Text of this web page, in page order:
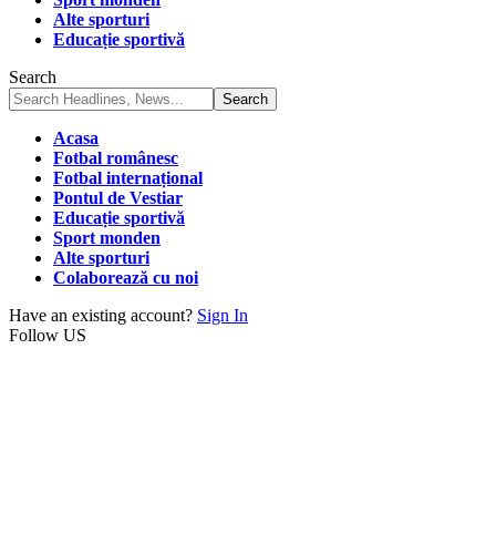
Alte sporturi
Educație sportivă
Search
Acasa
Fotbal românesc
Fotbal internațional
Pontul de Vestiar
Educație sportivă
Sport monden
Alte sporturi
Colaborează cu noi
Have an existing account? Sign In
Follow US